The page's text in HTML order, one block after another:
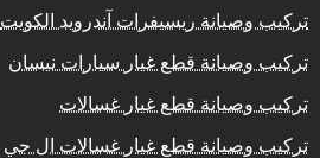
تركيب وصيانة ريسيفرات آندرويد الكويت
تركيب وصيانة قطع غيار سيارات نيسان
تركيب وصيانة قطع غيار غسالات
تركيب وصيانة قطع غيار غسالات ال جي